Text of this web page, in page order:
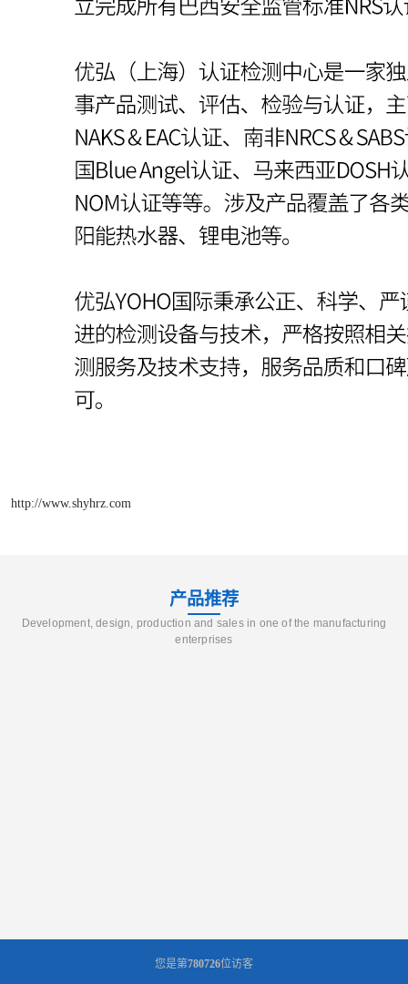
http://www.shyhrz.com
产品推荐
Development, design, production and sales in one of the manufacturing
enterprises
您是第780726位访客